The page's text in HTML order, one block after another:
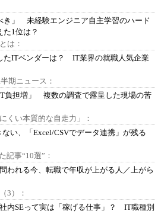
き」 未経験エンジニア自主学習のハード
た1位は？
は：
たITベンダーは？ IT業界の就職人気企業
期ニュース：
負担増」 複数の調査で露呈した現場の苦
くい本質的な自走力」：
ない、「Excel/CSVでデータ連携」が残る
記事“10選”：
われる今、転職で年収が上がる人／上がら
3）：
内SEって実は「稼げる仕事」？ IT職種別